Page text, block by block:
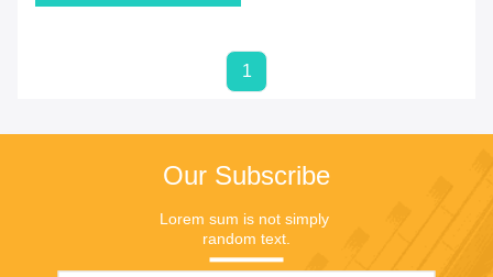
1
Our Subscribe
Lorem sum is not simply
random text.